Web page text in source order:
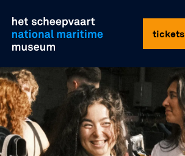
naar
inhoud
gaan
het
scheepvaartmuseum
tickets
plan je bezoek
onderzoek en collectie
over ons